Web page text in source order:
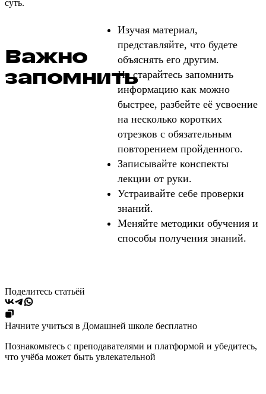
суть.
Важно
запомнить
Изучая материал,
представляйте, что будете
объяснять его другим.
Не старайтесь запомнить
информацию как можно
быстрее, разбейте её усвоение
на несколько коротких
отрезков с обязательным
повторением пройденного.
Записывайте конспекты
лекции от руки.
Устраивайте себе проверки
знаний.
Меняйте методики обучения и
способы получения знаний.
Поделитесь статьёй
Начните учиться в Домашней школе бесплатно
Познакомьтесь с преподавателями и платформой и убедитесь,
что учёба может быть увлекательной